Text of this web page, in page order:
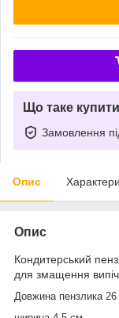
Що таке
Замовлення
Опис
Опис
Кондитерський
для змащення
Довжина пензлика